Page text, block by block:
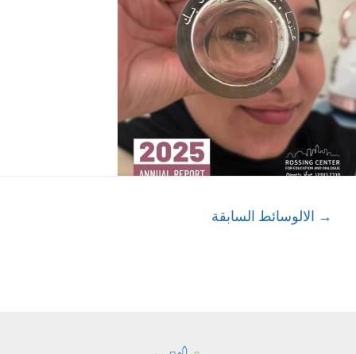
→ الالوسائط السابقة